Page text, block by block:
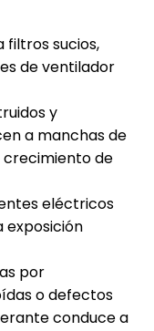
filtros sucios,
de ventilador
y
a manchas de
crecimiento de
eléctricos
exposición
por
o defectos
conduce a